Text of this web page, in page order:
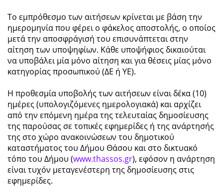
Το εμπρόθεσμο των αιτήσεων κρίνεται με βάση την
ημερομηνία που φέρει ο φάκελος αποστολής, ο οποίος
μετά την αποσφράγισή του επισυνάπτεται στην
αίτηση των υποψηφίων. Κάθε υποψήφιος δικαιούται
να υποβάλει μία μόνο αίτηση και για θέσεις μίας μόνο
κατηγορίας προσωπικού (ΔΕ ή ΥΕ).
Η προθεσμία υποβολής των αιτήσεων είναι δέκα (10)
ημέρες (υπολογιζόμενες ημερολογιακά) και αρχίζει
από την επόμενη ημέρα της τελευταίας δημοσίευσης
της παρούσας σε τοπικές εφημερίδες ή της ανάρτησής
της στο χώρο ανακοινώσεων του δημοτικού
καταστήματος του Δήμου Θάσου και στο δικτυακό
τόπο του Δήμου (www.thassos.gr), εφόσον η ανάρτηση
είναι τυχόν μεταγενέστερη της δημοσίευσης στις
εφημερίδες.